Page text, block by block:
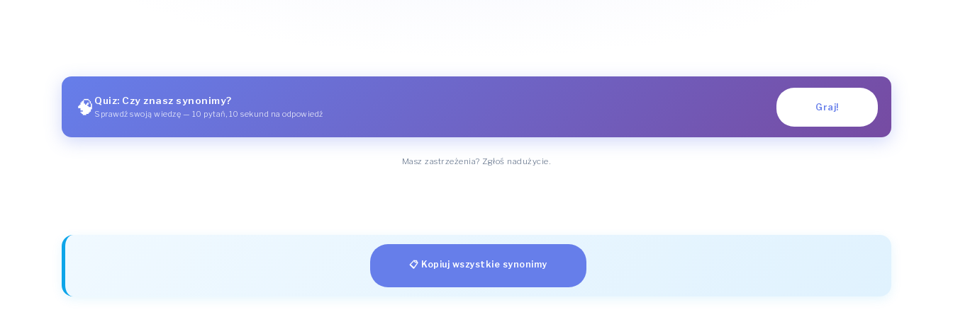
🧠 Quiz: Czy znasz synonimy?
Sprawdź swoją wiedzę — 10 pytań, 10 sekund na odpowiedź
Graj!
Masz zastrzeżenia? Zgłoś nadużycie.
📋 Kopiuj wszystkie synonimy